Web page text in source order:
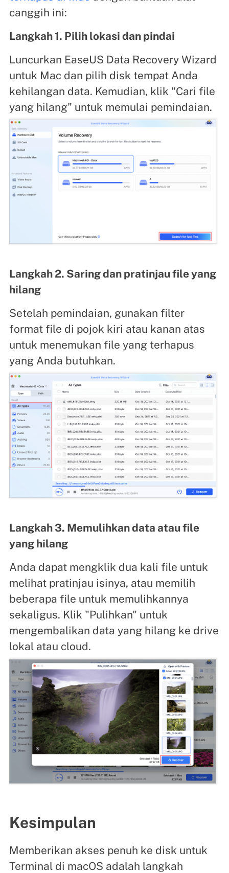
canggih ini:
Langkah 1. Pilih lokasi dan pindai
Luncurkan EaseUS Data Recovery Wizard
untuk Mac dan pilih disk tempat Anda
kehilangan data. Kemudian, klik "Cari file
yang hilang" untuk memulai pemindaian.
Langkah 2. Saring dan pratinjau file yang
hilang
Setelah pemindaian, gunakan filter
format file di pojok kiri atau kanan atas
untuk menemukan file yang terhapus
yang Anda butuhkan.
Langkah 3. Memulihkan data atau file
yang hilang
Anda dapat mengklik dua kali file untuk
melihat pratinjau isinya, atau memilih
beberapa file untuk memulihkannya
sekaligus. Klik "Pulihkan" untuk
mengembalikan data yang hilang ke drive
lokal atau cloud.
Kesimpulan
Memberikan akses penuh ke disk untuk
Terminal di macOS adalah langkah